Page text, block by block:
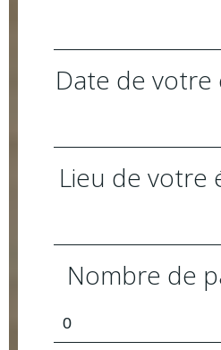
Date de votre
Lieu de votre
Nombre de